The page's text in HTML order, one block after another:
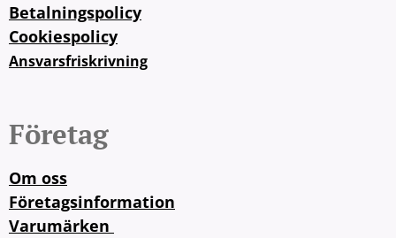
Betalningspolicy
Cookiespolicy
Ansvarsfriskrivning
Företag
Om oss
Företagsinformation
Varumärken